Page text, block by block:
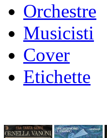
Orchestre
Musicisti
Cover
Etichette